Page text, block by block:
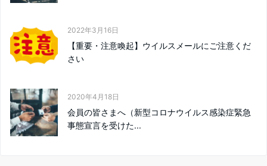
2022年3月16日
【重要・注意喚起】ウイルスメールにご注意くだ
さい
2020年4月18日
会員の皆さまへ（新型コロナウイルス感染症緊急
事態宣言を受けた...